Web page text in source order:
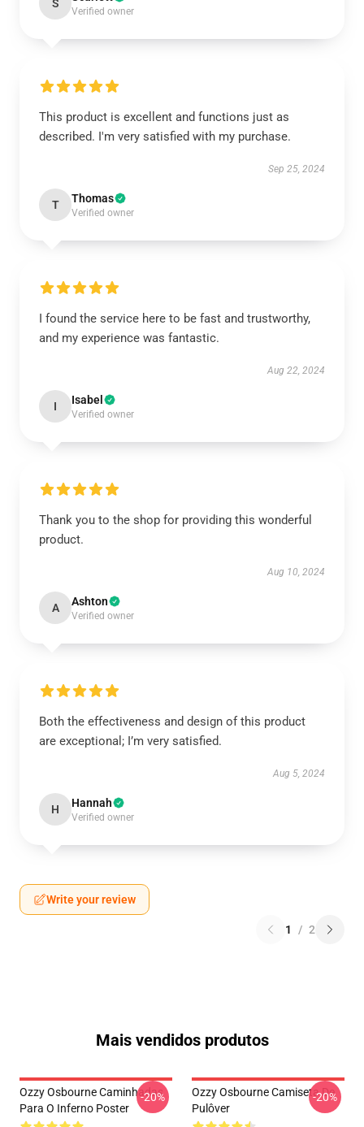
S
Verified owner
This product is excellent and functions just as
described. I'm very satisfied with my purchase.
Sep 25, 2024
T Thomas
Verified owner
I found the service here to be fast and trustworthy,
and my experience was fantastic.
Aug 22, 2024
I Isabel
Verified owner
Thank you to the shop for providing this wonderful
product.
Aug 10, 2024
A Ashton
Verified owner
Both the effectiveness and design of this product
are exceptional; I’m very satisfied.
Aug 5, 2024
H Hannah
Verified owner
Write your review
1 / 2
Mais vendidos produtos
Ozzy Osbourne Caminhadas
Para O Inferno Poster
-20%
Ozzy Osbourne Camiseta De
Pulôver
-20%